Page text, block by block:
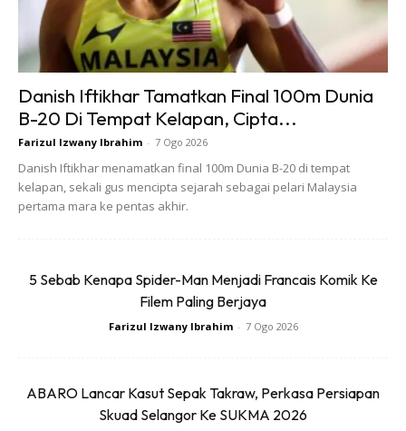
Ads
edisi kali ini satu lagi pencapaian bermakna,” katanya.
Danish Iftikhar Tamatkan Final 100m Dunia
B-20 Di Tempat Kelapan, Cipta...
Farizul Izwany Ibrahim - 7 Ogo 2026
Danish Iftikhar menamatkan final 100m Dunia B-20 di tempat
kelapan, sekali gus mencipta sejarah sebagai pelari Malaysia
pertama mara ke pentas akhir.
5 Sebab Kenapa Spider-Man Menjadi Francais Komik Ke
Filem Paling Berjaya
Farizul Izwany Ibrahim - 7 Ogo 2026
ABARO Lancar Kasut Sepak Takraw, Perkasa Persiapan
Skuad Selangor Ke SUKMA 2026